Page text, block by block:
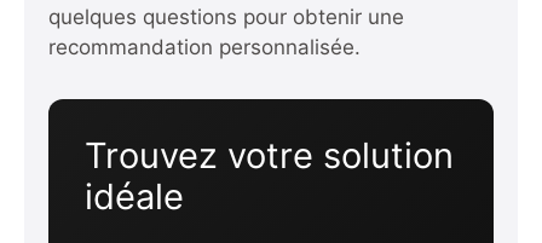
quelques questions pour obtenir une
recommandation personnalisée.
Trouvez votre solution
idéale